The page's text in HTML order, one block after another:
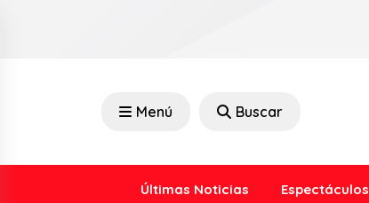
Menú Buscar
Últimas Noticias Espectáculos